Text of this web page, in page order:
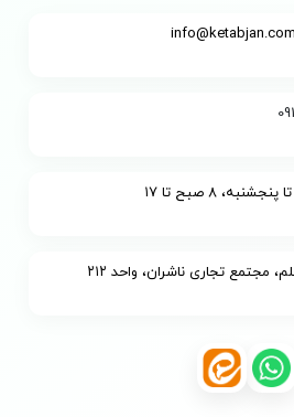
۸ صبح تا ۱۷
مجتمع تجاری ناشران، واحد ۲۱۲